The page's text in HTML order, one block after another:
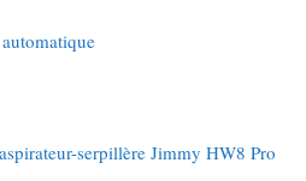
serpillère Jimmy HW8 Pro